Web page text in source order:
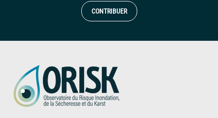
CONTRIBUER